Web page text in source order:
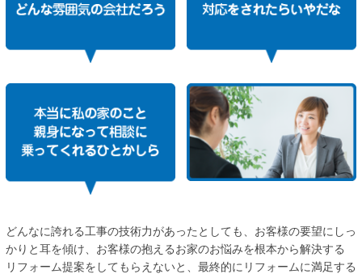
どんなに誇れる工事の技術力があったとしても、お客様の要望にしっ
かりと耳を傾け、お客様の抱えるお家のお悩みを根本から解決する
リフォーム提案をしてもらえないと、最終的にリフォームに満足する